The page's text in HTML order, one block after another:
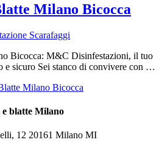
Milano Bicocca
Scarafaggi
Bicocca: M&C Disinfestazioni, il tuo
e sicuro Sei stanco di convivere con …
Milano Bicocca
e blatte Milano
12 20161 Milano MI